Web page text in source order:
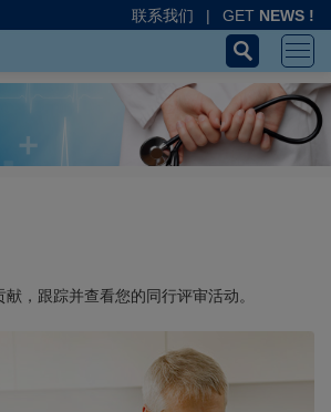
联系我们 | GET NEWS !
，跟踪并查看您的同行评审活动。